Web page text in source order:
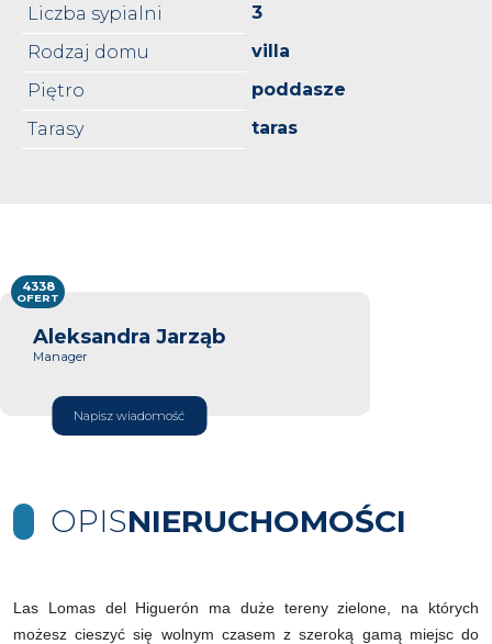
Liczba sypialni
3
Rodzaj domu
villa
Piętro
poddasze
Tarasy
taras
Aleksandra Jarząb
Manager
Napisz wiadomość
4338
OFERT
OPISNIERUCHOMOŚCI
Las Lomas del Higuerón ma duże tereny zielone, na których
możesz cieszyć się wolnym czasem z szeroką gamą miejsc do